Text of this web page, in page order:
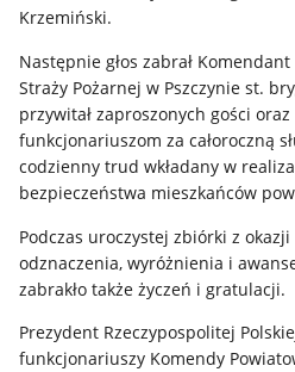
Krzemiński.
Następnie głos zabrał
Straży Pożarnej w Pszczynie st.
przywitał zaproszonych gości oraz
funkcjonariuszom za całoroczną
codzienny trud wkładany w
bezpieczeństwa mieszkańców
Podczas uroczystej zbiórki z
odznaczenia, wyróżnienia i
zabrakło także życzeń i gratulacji.
Prezydent Rzeczypospolitej
funkcjonariuszy Komendy